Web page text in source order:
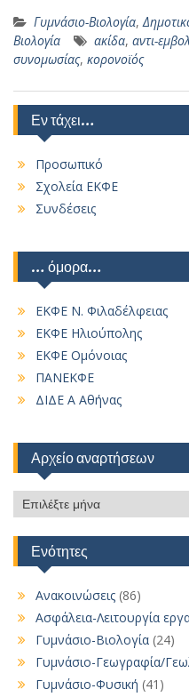
Γυμνάσιο-Βιολογία,
Βιολογία
ακίδα, αντι-
συνομωσίας, κορονοϊός
Εν τάχει…
Προσωπικό
Σχολεία ΕΚΦΕ
Συνδέσεις
… όμορα…
ΕΚΦΕ Ν. Φιλαδέλφειας
ΕΚΦΕ Ηλιούπολης
ΕΚΦΕ Ομόνοιας
ΠΑΝΕΚΦΕ
ΔΙΔΕ Α Αθήνας
Αρχείο αναρτήσεων
Αρχείο
αναρτήσεων
Ενότητες
Ανακοινώσεις (86)
Ασφάλεια-Λειτουργία
Γυμνάσιο-Βιολογία (24)
Γυμνάσιο-Γεωγραφία/
Γυμνάσιο-Φυσική (41)